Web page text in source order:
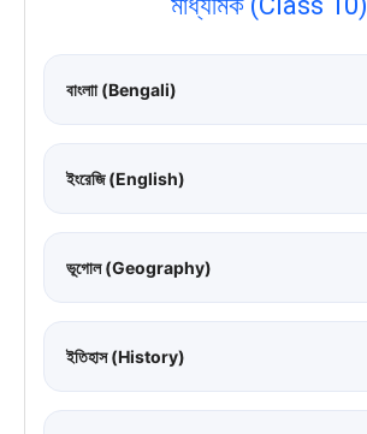
বাংলাা (Bengali)
ইংরেজি (English)
ভূগোল (Geography)
ইতিহাস (History)